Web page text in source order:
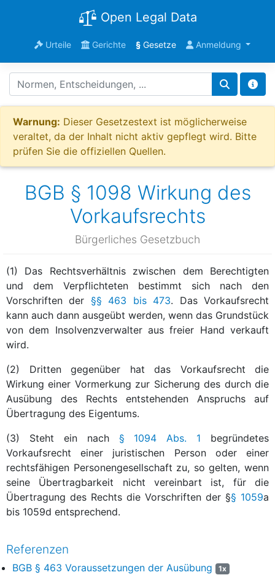
Open Legal Data
Urteile Gerichte §Gesetze Anmeldung
Warnung: Dieser Gesetzestext ist möglicherweise
veraltet, da der Inhalt nicht aktiv gepflegt wird. Bitte
prüfen Sie die offiziellen Quellen.
BGB § 1098 Wirkung des
Vorkaufsrechts
Bürgerliches Gesetzbuch
(1) Das Rechtsverhältnis zwischen dem Berechtigten
und dem Verpflichteten bestimmt sich nach den
Vorschriften der §§ 463 bis 473. Das Vorkaufsrecht
kann auch dann ausgeübt werden, wenn das Grundstück
von dem Insolvenzverwalter aus freier Hand verkauft
wird.
(2) Dritten gegenüber hat das Vorkaufsrecht die
Wirkung einer Vormerkung zur Sicherung des durch die
Ausübung des Rechts entstehenden Anspruchs auf
Übertragung des Eigentums.
(3) Steht ein nach § 1094 Abs. 1 begründetes
Vorkaufsrecht einer juristischen Person oder einer
rechtsfähigen Personengesellschaft zu, so gelten, wenn
seine Übertragbarkeit nicht vereinbart ist, für die
Übertragung des Rechts die Vorschriften der §§ 1059a
bis 1059d entsprechend.
Referenzen
BGB § 463 Voraussetzungen der Ausübung 1x